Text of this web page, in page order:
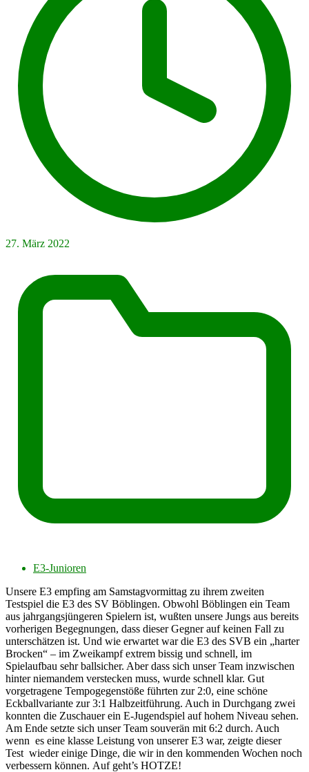
27. März 2022
E3-Junioren
Unsere E3 empfing am Samstagvormittag zu ihrem zweiten
Testspiel die E3 des SV Böblingen. Obwohl Böblingen ein Team
aus jahrgangsjüngeren Spielern ist, wußten unsere Jungs aus bereits
vorherigen Begegnungen, dass dieser Gegner auf keinen Fall zu
unterschätzen ist. Und wie erwartet war die E3 des SVB ein „harter
Brocken“ – im Zweikampf extrem bissig und schnell, im
Spielaufbau sehr ballsicher. Aber dass sich unser Team inzwischen
hinter niemandem verstecken muss, wurde schnell klar. Gut
vorgetragene Tempogegenstöße führten zur 2:0, eine schöne
Eckballvariante zur 3:1 Halbzeitführung. Auch in Durchgang zwei
konnten die Zuschauer ein E-Jugendspiel auf hohem Niveau sehen.
Am Ende setzte sich unser Team souverän mit 6:2 durch. Auch
wenn es eine klasse Leistung von unserer E3 war, zeigte dieser
Test wieder einige Dinge, die wir in den kommenden Wochen noch
verbessern können. Auf geht’s HOTZE!